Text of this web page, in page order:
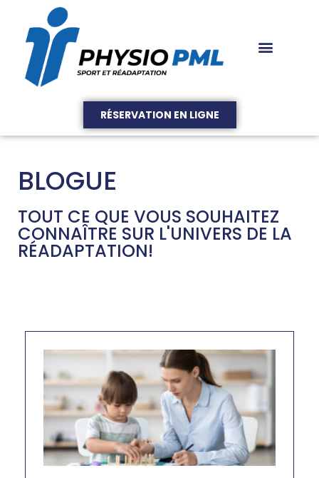
RÉSERVATION EN LIGNE
BLOGUE
TOUT CE QUE VOUS SOUHAITEZ
CONNAÎTRE SUR L'UNIVERS DE LA
RÉADAPTATION!